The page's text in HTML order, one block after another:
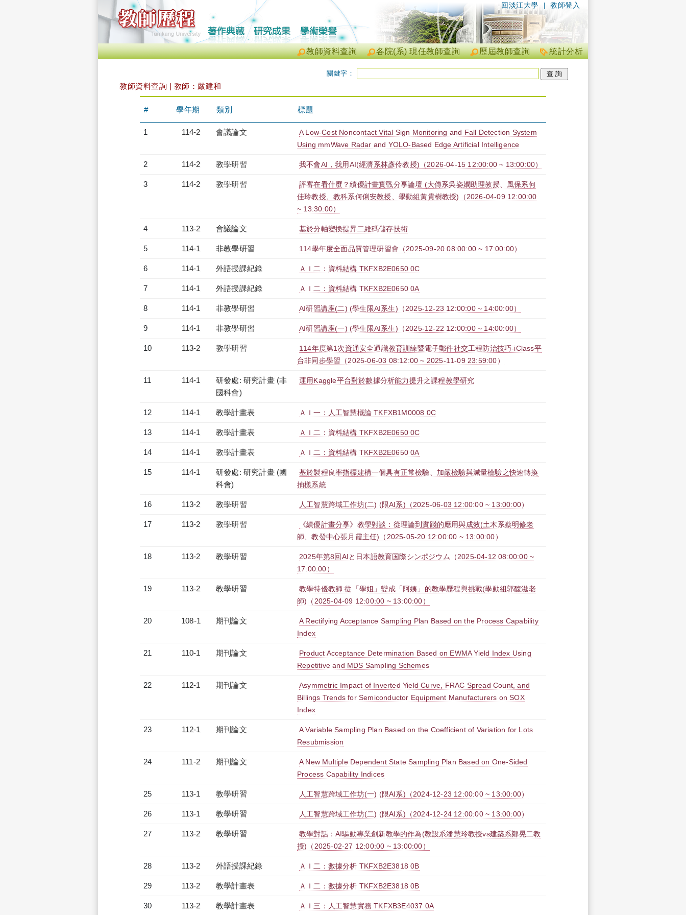
| 教師登入
回淡江大學
統計分析
歷屆教師查詢
各院(系) 現任教師查詢
教師資料查詢
關鍵字：
教師資料查詢 | 教師：嚴建和
# 學年期 類別 標題
1 114-2 會議論文
A Low-Cost Noncontact Vital Sign Monitoring and Fall Detection System
Using mmWave Radar and YOLO-Based Edge Artificial Intelligence
2 114-2 教學研習 我不會AI，我用AI(經濟系林彥伶教授)（2026-04-15 12:00:00 ~ 13:00:00）
3 114-2 教學研習
評審在看什麼？績優計畫實戰分享論壇 (大傳系吳姿嫻助理教授、風保系何
佳玲教授、教科系何俐安教授、學動組黃貴樹教授)（2026-04-09 12:00:00
~ 13:30:00）
4 113-2 會議論文 基於分軸變換提昇二維碼儲存技術
5 114-1 非教學研習 114學年度全面品質管理研習會（2025-09-20 08:00:00 ~ 17:00:00）
6 114-1 外語授課紀錄 ＡＩ二：資料結構 TKFXB2E0650 0C
7 114-1 外語授課紀錄 ＡＩ二：資料結構 TKFXB2E0650 0A
8 114-1 非教學研習 AI研習講座(二) (學生限AI系生)（2025-12-23 12:00:00 ~ 14:00:00）
9 114-1 非教學研習 AI研習講座(一) (學生限AI系生)（2025-12-22 12:00:00 ~ 14:00:00）
10 113-2 教學研習
114年度第1次資通安全通識教育訓練暨電子郵件社交工程防治技巧-iClass平
台非同步學習（2025-06-03 08:12:00 ~ 2025-11-09 23:59:00）
11 114-1
研發處: 研究計畫 (非
國科會)
運用Kaggle平台對於數據分析能力提升之課程教學研究
12 114-1 教學計畫表 ＡＩ一：人工智慧概論 TKFXB1M0008 0C
13 114-1 教學計畫表 ＡＩ二：資料結構 TKFXB2E0650 0C
14 114-1 教學計畫表 ＡＩ二：資料結構 TKFXB2E0650 0A
15 114-1
研發處: 研究計畫 (國
科會)
基於製程良率指標建構一個具有正常檢驗、加嚴檢驗與減量檢驗之快速轉換
抽樣系統
16 113-2 教學研習 人工智慧跨域工作坊(二) (限AI系)（2025-06-03 12:00:00 ~ 13:00:00）
17 113-2 教學研習
《績優計畫分享》教學對談：從理論到實踐的應用與成效(土木系蔡明修老
師、教發中心張月霞主任)（2025-05-20 12:00:00 ~ 13:00:00）
18 113-2 教學研習
2025年第8回AIと日本語教育国際シンポジウム（2025-04-12 08:00:00 ~
17:00:00）
19 113-2 教學研習
教學特優教師:從「學姐」變成「阿姨」的教學歷程與挑戰(學動組郭馥滋老
師)（2025-04-09 12:00:00 ~ 13:00:00）
20 108-1 期刊論文
A Rectifying Acceptance Sampling Plan Based on the Process Capability
Index
21 110-1 期刊論文
Product Acceptance Determination Based on EWMA Yield Index Using
Repetitive and MDS Sampling Schemes
22 112-1 期刊論文
Asymmetric Impact of Inverted Yield Curve, FRAC Spread Count, and
Billings Trends for Semiconductor Equipment Manufacturers on SOX
Index
23 112-1 期刊論文
A Variable Sampling Plan Based on the Coefficient of Variation for Lots
Resubmission
24 111-2 期刊論文
A New Multiple Dependent State Sampling Plan Based on One-Sided
Process Capability Indices
25 113-1 教學研習 人工智慧跨域工作坊(一) (限AI系)（2024-12-23 12:00:00 ~ 13:00:00）
26 113-1 教學研習 人工智慧跨域工作坊(二) (限AI系)（2024-12-24 12:00:00 ~ 13:00:00）
27 113-2 教學研習
教學對話：AI驅動專業創新教學的作為(教設系潘慧玲教授vs建築系鄭晃二教
授)（2025-02-27 12:00:00 ~ 13:00:00）
28 113-2 外語授課紀錄 ＡＩ二：數據分析 TKFXB2E3818 0B
29 113-2 教學計畫表 ＡＩ二：數據分析 TKFXB2E3818 0B
30 113-2 教學計畫表 ＡＩ三：人工智慧實務 TKFXB3E4037 0A